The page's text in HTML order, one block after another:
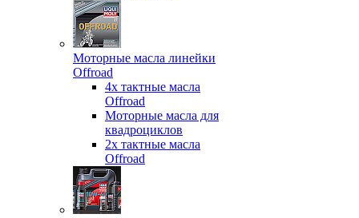
Моторные масла линейки
Offroad
4х тактные масла
Offroad
Моторные масла для
квадроциклов
2х тактные масла
Offroad